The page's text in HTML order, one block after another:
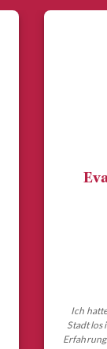
Ich
Stadt los